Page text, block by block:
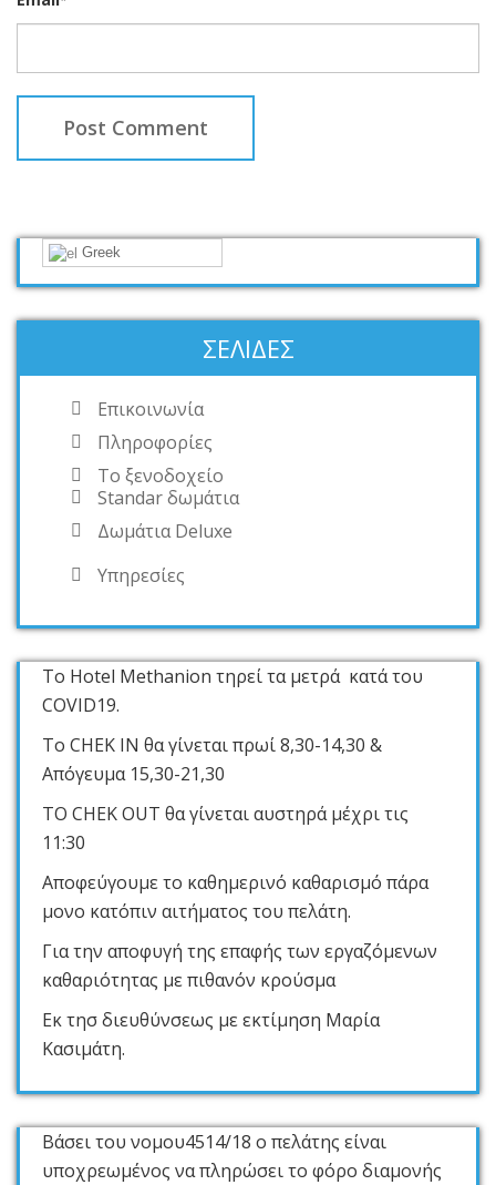
Greek
ΣΕΛΊΔΕΣ
Επικοινωνία
Πληροφορίες
Το ξενοδοχείο
Standar δωμάτια
Δωμάτια Deluxe
Υπηρεσίες
Το Hotel Methanion τηρεί τα μετρά κατά του
COVID19.
Το CHEK IN θα γίνεται πρωί 8,30-14,30 &
Απόγευμα 15,30-21,30
ΤΟ CHEK OUT θα γίνεται αυστηρά μέχρι τις
11:30
Αποφεύγουμε το καθημερινό καθαρισμό πάρα
μονο κατόπιν αιτήματος του πελάτη.
Για την αποφυγή της επαφής των εργαζόμενων
καθαριότητας με πιθανόν κρούσμα
Εκ τησ διευθύνσεως με εκτίμηση Μαρία
Κασιμάτη.
Βάσει του νομου4514/18 ο πελάτης είναι
υποχρεωμένος να πληρώσει το φόρο διαμονής